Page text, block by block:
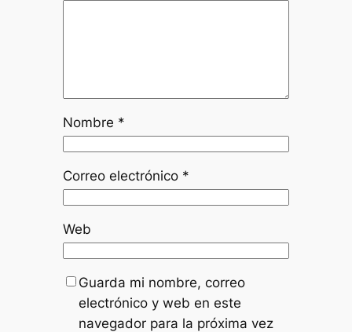
Nombre *
Correo electrónico *
Web
Guarda mi nombre, correo
electrónico y web en este
navegador para la próxima vez